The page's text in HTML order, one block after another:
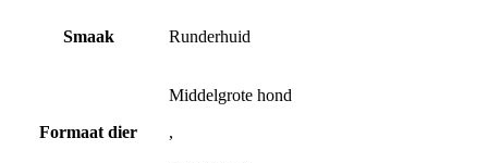
Smaak Runderhuid
Formaat dier
Middelgrote hond
,